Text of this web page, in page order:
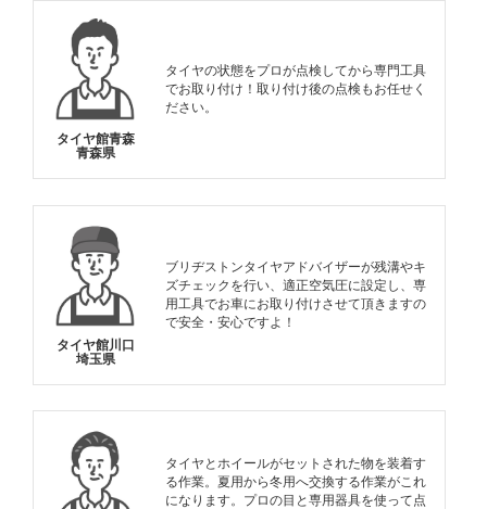
タイヤ館青森
青森県
タイヤの状態をプロが点検してから専門工具
でお取り付け！取り付け後の点検もお任せく
ださい。
タイヤ館川口
埼玉県
ブリヂストンタイヤアドバイザーが残溝やキ
ズチェックを行い、適正空気圧に設定し、専
用工具でお車にお取り付けさせて頂きますの
で安全・安心ですよ！
タイヤとホイールがセットされた物を装着す
る作業。夏用から冬用へ交換する作業がこれ
になります。プロの目と専用器具を使って点